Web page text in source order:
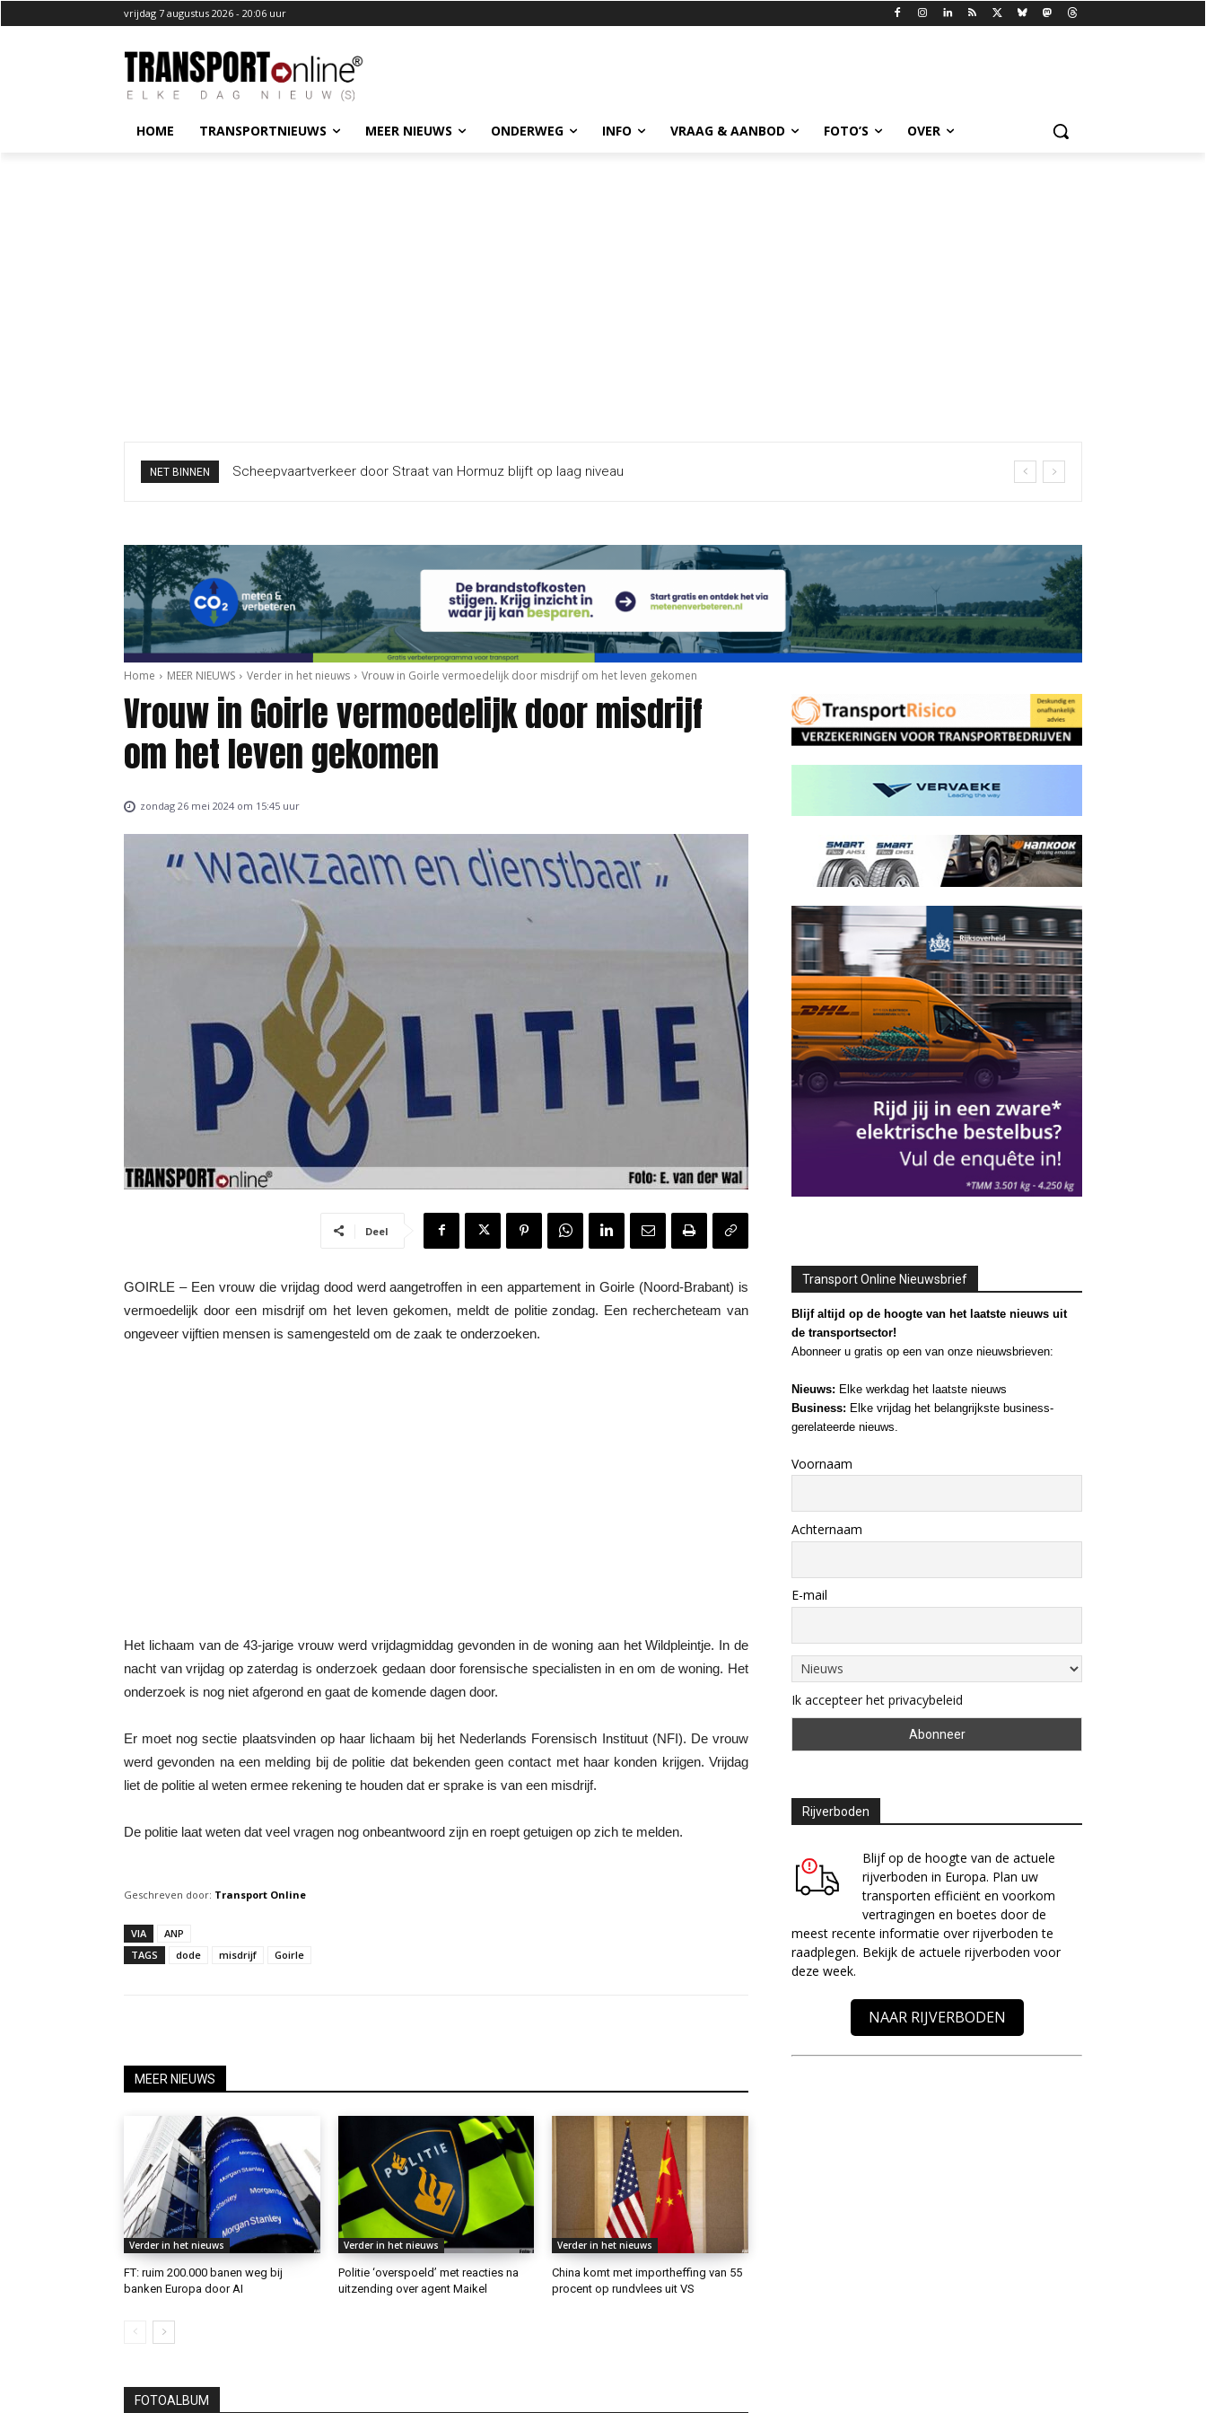
vrijdag 7 augustus 2026 - 20:06 uur
HOME TRANSPORTNIEUWS MEER NIEUWS ONDERWEG INFO VRAAG & AANBOD FOTO’S OVER
NET BINNEN Scheepvaartverkeer door Straat van Hormuz blijft op laag niveau
Home MEER NIEUWS Verder in het nieuws Vrouw in Goirle vermoedelijk door misdrijf om het leven gekomen
Vrouw in Goirle vermoedelijk door misdrijf
om het leven gekomen
zondag 26 mei 2024 om 15:45 uur
Deel
GOIRLE – Een vrouw die vrijdag dood werd aangetroffen in een appartement in Goirle (Noord-Brabant) is
vermoedelijk door een misdrijf om het leven gekomen, meldt de politie zondag. Een rechercheteam van
ongeveer vijftien mensen is samengesteld om de zaak te onderzoeken.
Het lichaam van de 43-jarige vrouw werd vrijdagmiddag gevonden in de woning aan het Wildpleintje. In de
nacht van vrijdag op zaterdag is onderzoek gedaan door forensische specialisten in en om de woning. Het
onderzoek is nog niet afgerond en gaat de komende dagen door.
Er moet nog sectie plaatsvinden op haar lichaam bij het Nederlands Forensisch Instituut (NFI). De vrouw
werd gevonden na een melding bij de politie dat bekenden geen contact met haar konden krijgen. Vrijdag
liet de politie al weten ermee rekening te houden dat er sprake is van een misdrijf.
De politie laat weten dat veel vragen nog onbeantwoord zijn en roept getuigen op zich te melden.
Geschreven door: Transport Online
VIA
ANP
TAGS
dode misdrijf Goirle
MEER NIEUWS
Verder in het nieuws
FT: ruim 200.000 banen weg bij
banken Europa door AI
Verder in het nieuws
Politie ‘overspoeld’ met reacties na
uitzending over agent Maikel
Verder in het nieuws
China komt met importheffing van 55
procent op rundvlees uit VS
FOTOALBUM
Transport Online Nieuwsbrief
Blijf altijd op de hoogte van het laatste nieuws uit
de transportsector!
Abonneer u gratis op een van onze nieuwsbrieven:
Nieuws: Elke werkdag het laatste nieuws
Business: Elke vrijdag het belangrijkste business-
gerelateerde nieuws.
Voornaam
Achternaam
E-mail
Ik accepteer het privacybeleid
Rijverboden
Blijf op de hoogte van de actuele
rijverboden in Europa. Plan uw
transporten efficiënt en voorkom
vertragingen en boetes door de
meest recente informatie over rijverboden te
raadplegen. Bekijk de actuele rijverboden voor
deze week.
NAAR RIJVERBODEN